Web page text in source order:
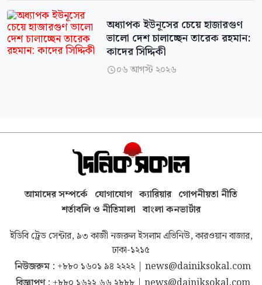
অধ্যাপক ইউনূসের চেয়ে হাজারগুণ
ভালো দেশ চালাচ্ছেন তারেক রহমান:
কাদের সিদ্দিকী
০৬ আগস্ট ২০২৬
আমাদের সম্পর্কে যোগাযোগ ক্যারিয়ার গোপনীয়তা নীতি
শর্তাবলি ও নীতিমালা বাংলা কনভার্টার
ইডিবি ট্রেড সেন্টার, ৯৩ কাজী নজরুল ইসলাম এভিনিউ, কারওয়ান বাজার,
ঢাকা-১২১৫
নিউজরুম : +৮৮০ ১৬০১ ৯৪ ২২২২| news@dainiksokal.com